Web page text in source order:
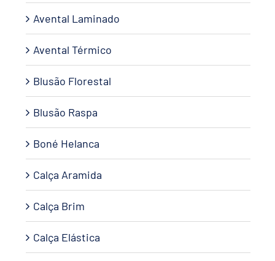
Avental Laminado
Avental Térmico
Blusão Florestal
Blusão Raspa
Boné Helanca
Calça Aramida
Calça Brim
Calça Elástica